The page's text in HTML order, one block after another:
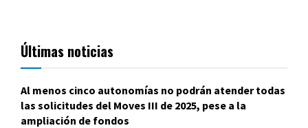
Últimas noticias
Al menos cinco autonomías no podrán atender todas
las solicitudes del Moves III de 2025, pese a la
ampliación de fondos